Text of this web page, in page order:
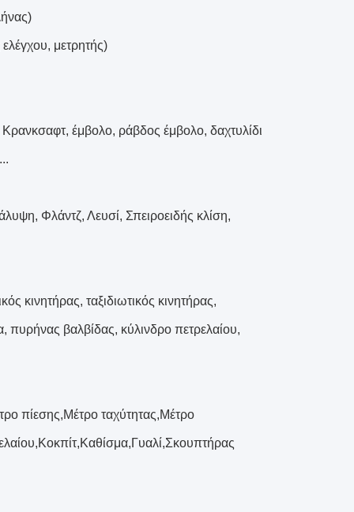
μετρητής)
έμβολο, ράβδος έμβολο, δαχτυλίδι
Φλάντζ, Λευσί, Σπειροειδής κλίση,
κινητήρας, ταξιδιωτικός κινητήρας,
πυρήνας βαλβίδας, κύλινδρο πετρελαίου,
πίεσης,Μέτρο ταχύτητας,Μέτρο